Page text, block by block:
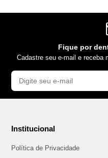
Fique por
Cadastre seu e-mail e receba
Institucional
Política de Privacidade